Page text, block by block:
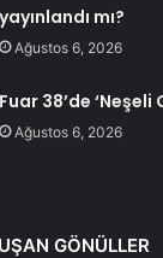
yayınlandı mı?
Ağustos 6, 2026
Fuar 38’de
Ağustos 6, 2026
GÖNÜLLER